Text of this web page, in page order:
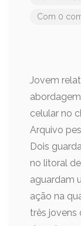
Com 0
Jovem
celular no
Arquivo
Dois
no litoral
aguardam
ação na
três jovens